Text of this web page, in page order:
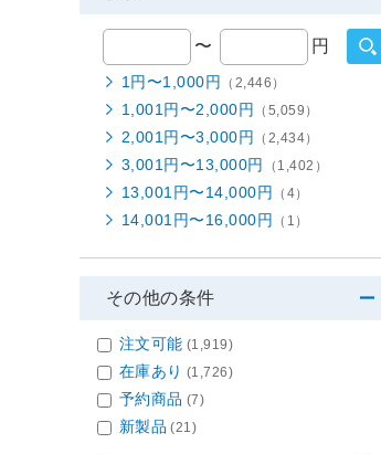
〜 円
1円〜1,000円 （2,446）
1,001円〜2,000円 （5,059）
2,001円〜3,000円 （2,434）
3,001円〜13,000円 （1,402）
13,001円〜14,000円 （4）
14,001円〜16,000円 （1）
その他の条件
注文可能 (1,919)
在庫あり (1,726)
予約商品 (7)
新製品 (21)